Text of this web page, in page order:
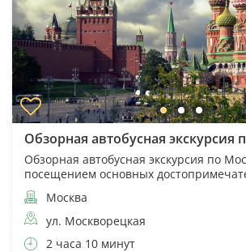
Обзорная автобусная экскурсия
Обзорная автобусная экскурсия по
посещением основных
Москва
ул. Москворецкая
2 часа 10 минут